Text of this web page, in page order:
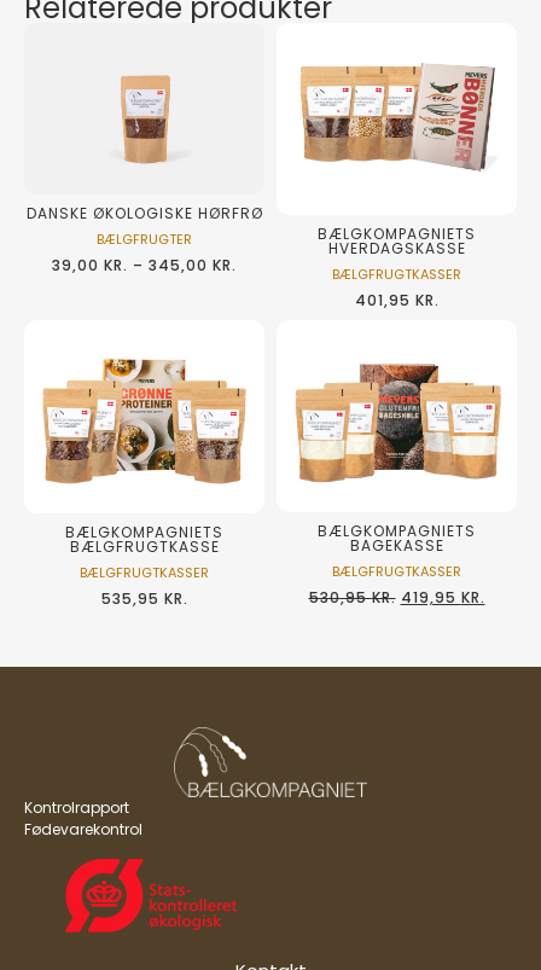
Relaterede produkter
DANSKE ØKOLOGISKE HØRFRØ
BÆLGFRUGTER
39,00 KR. – 345,00 KR.
BÆLGKOMPAGNIETS
HVERDAGSKASSE
BÆLGFRUGTKASSER
401,95 KR.
BÆLGKOMPAGNIETS
BÆLGFRUGTKASSE
BÆLGFRUGTKASSER
535,95 KR.
BÆLGKOMPAGNIETS
BAGEKASSE
BÆLGFRUGTKASSER
530,95KR. 419,95 KR.
Kontrolrapport
Fødevarekontrol